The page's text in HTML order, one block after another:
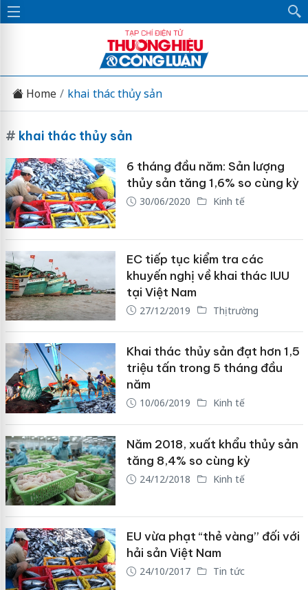
Home khai thác thủy sản
# khai thác thủy sản
6 tháng đầu năm: Sản lượng
thủy sản tăng 1,6% so cùng kỳ
30/06/2020 Kinh tế
EC tiếp tục kiểm tra các
khuyến nghị về khai thác IUU
tại Việt Nam
27/12/2019 Thị trường
Khai thác thủy sản đạt hơn 1,5
triệu tấn trong 5 tháng đầu
năm
10/06/2019 Kinh tế
Năm 2018, xuất khẩu thủy sản
tăng 8,4% so cùng kỳ
24/12/2018 Kinh tế
EU vừa phạt “thẻ vàng” đối với
hải sản Việt Nam
24/10/2017 Tin tức